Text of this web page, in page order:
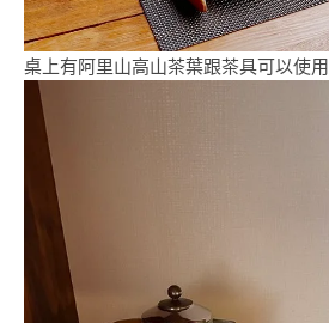
桌上有阿里山高山茶葉跟茶具可以使用